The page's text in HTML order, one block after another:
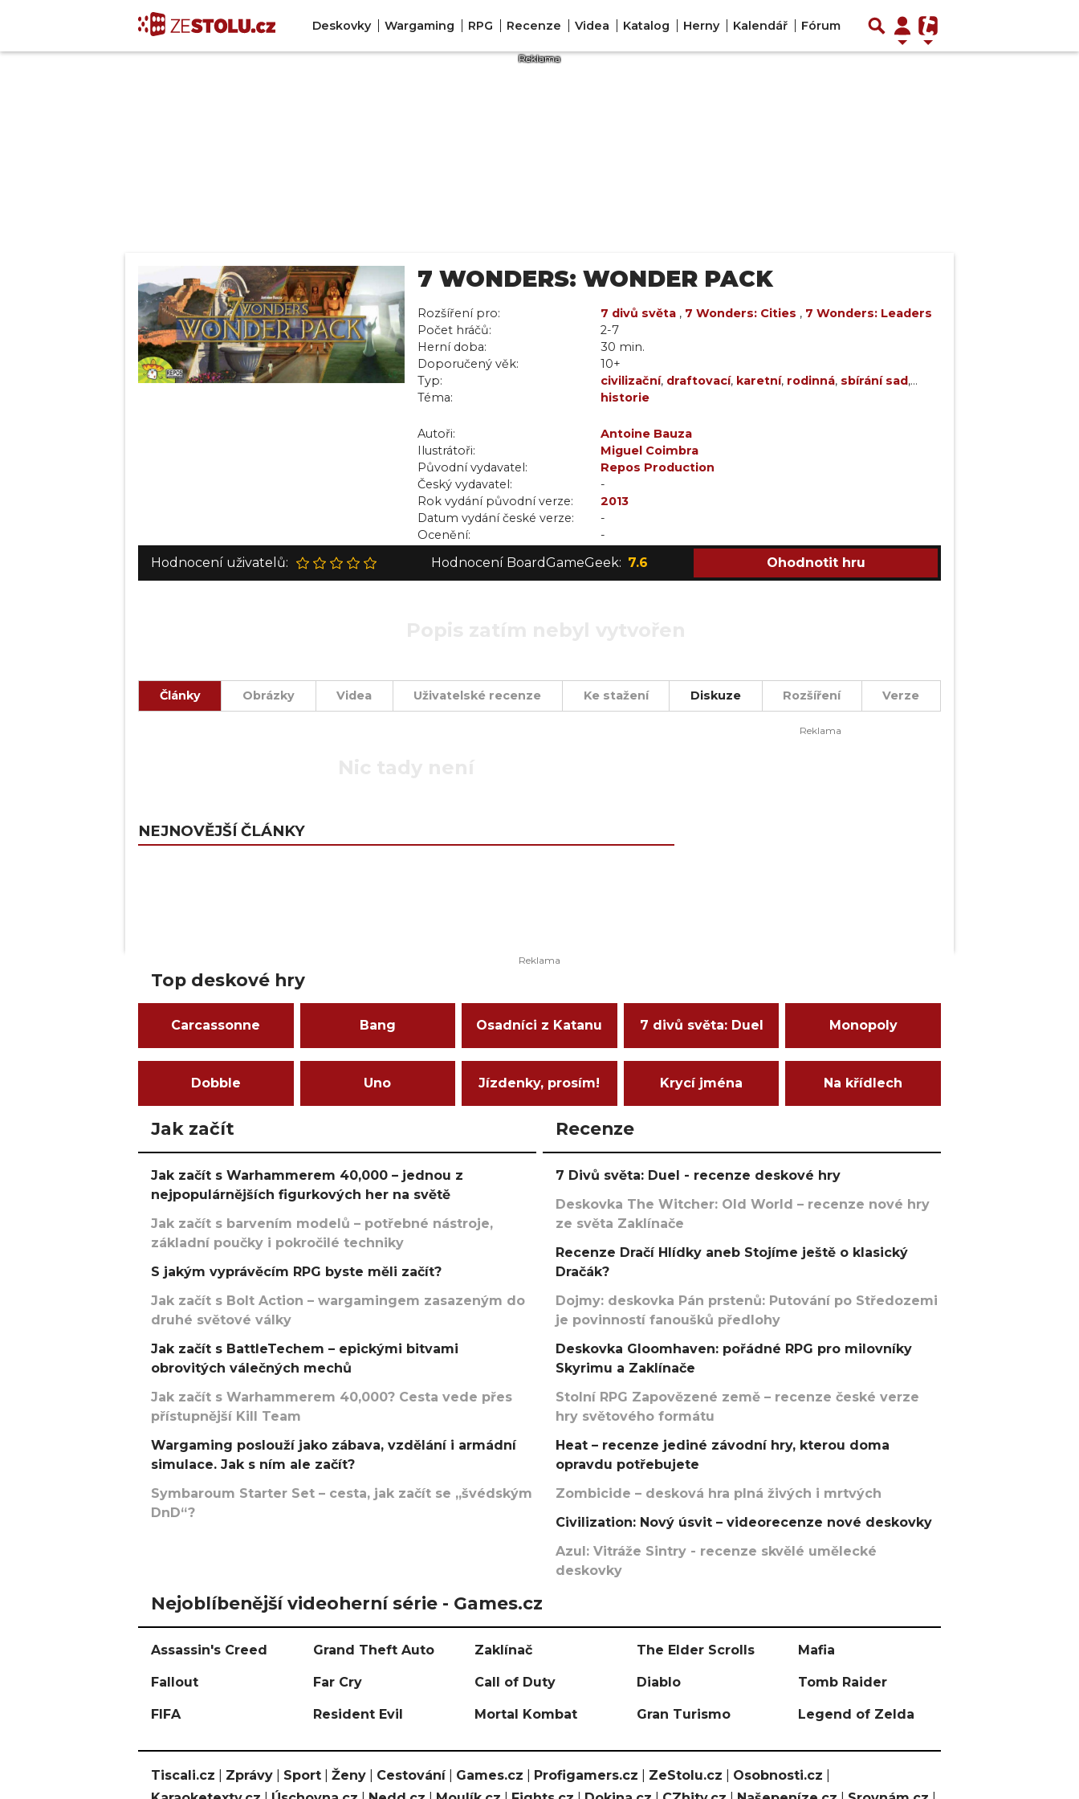
Deskovky Wargaming RPG Recenze Videa Katalog Herny Kalendář Fórum
7 WONDERS: WONDER PACK
Rozšíření pro: 7 divů světa , 7 Wonders: Cities , 7 Wonders: Leaders
Počet hráčů:
2-7
Herní doba:
30 min.
Doporučený věk:
10+
Typ:
civilizační, draftovací, karetní, rodinná, sbírání sad,
strategická
Téma: historie
Autoři:
Antoine Bauza
Ilustrátoři:
Miguel Coimbra
Původní vydavatel:
Repos Production
Český vydavatel:
-
Rok vydání původní verze:
2013
Datum vydání české verze:
-
Ocenění:
-
Hodnocení uživatelů: Hodnocení BoardGameGeek: 7.6 Ohodnotit hru
Články Obrázky Videa Uživatelské recenze Ke stažení Diskuze Rozšíření Verze
NEJNOVĚJŠÍ ČLÁNKY
Top deskové hry
Carcassonne Bang Osadníci z Katanu 7 divů světa: Duel Monopoly
Dobble Uno Jízdenky, prosím! Krycí jména Na křídlech
Jak začít
Jak začít s Warhammerem 40,000 – jednou z
nejpopulárnějších figurkových her na světě
Jak začít s barvením modelů – potřebné nástroje,
základní poučky i pokročilé techniky
S jakým vyprávěcím RPG byste měli začít?
Jak začít s Bolt Action – wargamingem zasazeným do
druhé světové války
Jak začít s BattleTechem – epickými bitvami
obrovitých válečných mechů
Jak začít s Warhammerem 40,000? Cesta vede přes
přístupnější Kill Team
Wargaming poslouží jako zábava, vzdělání i armádní
simulace. Jak s ním ale začít?
Symbaroum Starter Set – cesta, jak začít se „švédským
DnD“?
Recenze
7 Divů světa: Duel - recenze deskové hry
Deskovka The Witcher: Old World – recenze nové hry
ze světa Zaklínače
Recenze Dračí Hlídky aneb Stojíme ještě o klasický
Dračák?
Dojmy: deskovka Pán prstenů: Putování po Středozemi
je povinností fanoušků předlohy
Deskovka Gloomhaven: pořádné RPG pro milovníky
Skyrimu a Zaklínače
Stolní RPG Zapovězené země – recenze české verze
hry světového formátu
Heat – recenze jediné závodní hry, kterou doma
opravdu potřebujete
Zombicide – desková hra plná živých i mrtvých
Civilization: Nový úsvit – videorecenze nové deskovky
Azul: Vitráže Sintry - recenze skvělé umělecké
deskovky
Nejoblíbenější videoherní série - Games.cz
Assassin's Creed Grand Theft Auto Zaklínač The Elder Scrolls Mafia
Fallout Far Cry Call of Duty Diablo Tomb Raider
FIFA Resident Evil Mortal Kombat Gran Turismo Legend of Zelda
Tiscali.cz Zprávy Sport Ženy Cestování| Games.cz Profigamers.cz ZeStolu.cz Osobnosti.cz